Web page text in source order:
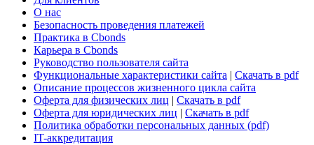
О нас
Безопасность проведения платежей
Практика в Cbonds
Карьера в Cbonds
Руководство пользователя сайта
Функциональные характеристики сайта | Скачать в pdf
Описание процессов жизненного цикла сайта
Оферта для физических лиц | Скачать в pdf
Оферта для юридических лиц | Скачать в pdf
Политика обработки персональных данных (pdf)
IT-аккредитация